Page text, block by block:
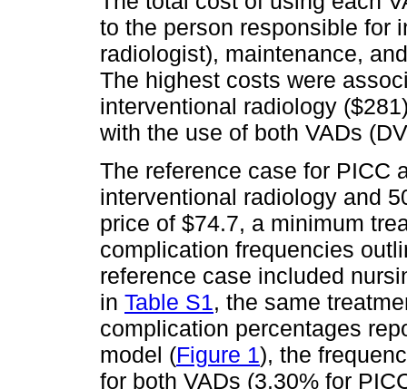
to the person responsible for
radiologist), maintenance,
The highest costs were
interventional radiology
with the use of both VADs
The reference case for PICC
interventional radiology and
price of $74.7, a minimum
complication frequencies
reference case included
in Table S1, the same
complication percentages
model (Figure 1), the
for both VADs (3.30% for